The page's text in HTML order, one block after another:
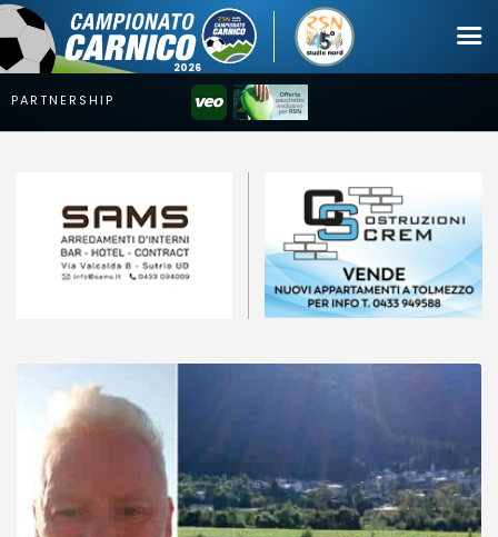
Squadre
Calendari
Mercato
Erreà Cup
Giovanile
Video
Fotogallery